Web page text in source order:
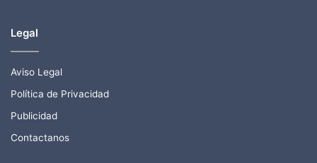
Legal
Aviso Legal
Política de Privacidad
Publicidad
Contactanos